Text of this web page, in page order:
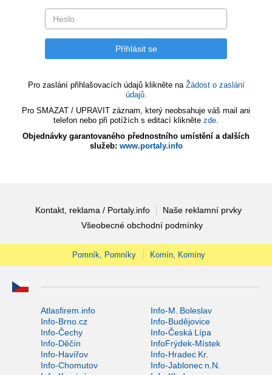
Pro zaslání přihlašovacích údajů klikněte na Žádost o zaslání
údajů.
Pro SMAZAT / UPRAVIT záznam, který neobsahuje váš mail ani
telefon nebo při potížích s editací klikněte zde.
Objednávky garantovaného přednostního umístění a dalších
služeb: www.portaly.info
Kontakt, reklama / Portaly.info
Naše reklamní prvky
Všeobecné obchodní podmínky
Pomník, Pomníky Komín, Komíny
Atlasfirem.info
Info-M. Boleslav
Info-Brno.cz
Info-Budějovice
Info-Čechy
Info-Česká Lípa
Info-Děčín
InfoFrýdek-Místek
Info-Havířov
Info-Hradec Kr.
Info-Chomutov
Info-Jablonec n.N.